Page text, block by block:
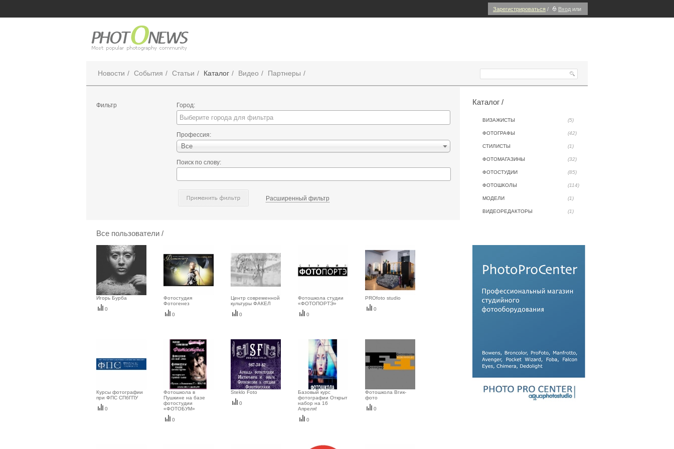
Зарегистрироваться / Вход или
Новости События Статьи Каталог Видео Партнеры
Фильтр Город:
Профессия:
Все
Поиск по слову:
Расширенный фильтр
Все пользователи /
Игорь Бурба
0
Фотостудия
Фотогенез
0
Центр современной
культуры ФАКЕЛ
0
Фотошкола студии
«ФОТОПОРТЭ»
0
PROfoto studio
0
Курсы фотографии
при ФПС СПбГПУ
0
Фотошкола в
Пушкине на базе
фотостудии
«ФОТОБУМ»
0
Steklo Foto
0
Базовый курс
фотографии Открыт
набор на 16
Апреля!
0
Фотошкола Вгик-
фото
0
Каталог /
ВИЗАЖИСТЫ (5)
ФОТОГРАФЫ (42)
СТИЛИСТЫ (1)
ФОТОМАГАЗИНЫ (32)
ФОТОСТУДИИ (85)
ФОТОШКОЛЫ (114)
МОДЕЛИ (1)
ВИДЕОРЕДАКТОРЫ (1)